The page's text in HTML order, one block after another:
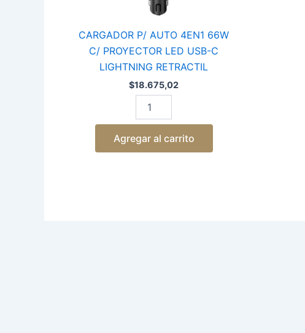
CARGADOR P/ AUTO 4EN1 66W
C/ PROYECTOR LED USB-C
LIGHTNING RETRACTIL
$18.675,02
RETRACTIL
Agregar al carrito